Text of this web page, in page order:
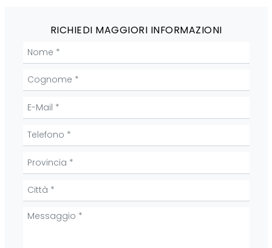
RICHIEDI MAGGIORI INFORMAZIONI